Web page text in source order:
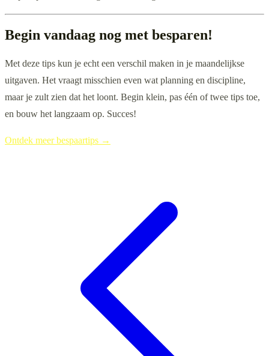
Begin vandaag nog met besparen!
Met deze tips kun je echt een verschil maken in je maandelijkse
uitgaven. Het vraagt misschien even wat planning en discipline,
maar je zult zien dat het loont. Begin klein, pas één of twee tips toe,
en bouw het langzaam op. Succes!
Ontdek meer bespaartips →